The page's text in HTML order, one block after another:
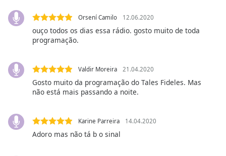
window.
Escape
close
the
Color
Orsení Camilo 12.06.2020
ouço todos os dias essa rádio. gosto muito de toda
programação.
Valdir Moreira 21.04.2020
Gosto muito da programação do Tales Fideles. Mas
não está mais passando a noite.
Karine Parreira 14.04.2020
Adoro mas não tá b o sinal